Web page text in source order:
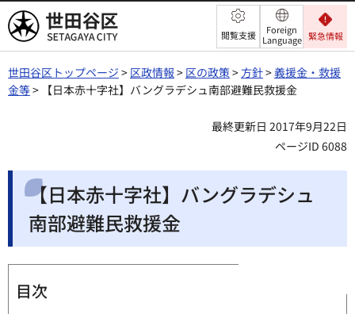
世田谷区 閲覧支援
Foreign
Language 緊急情報
世田谷区トップページ > 区政情報 > 区の政策>方針>義援金・救援
金等> 【日本赤十字社】バングラデシュ南部避難民救援金
最終更新日 2017年9月22日
ページID 6088
【日本赤十字社】バングラデシュ
南部避難民救援金
目次